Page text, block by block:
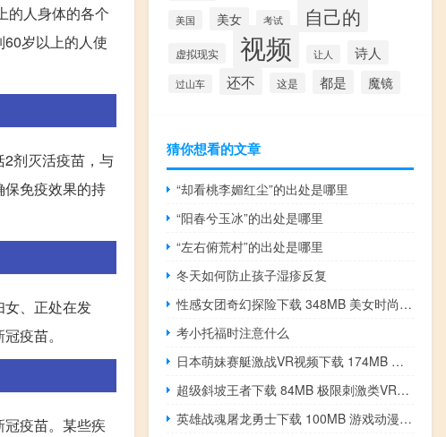
的人身体的各个
岁以上的人使
剂灭活疫苗，与
免疫效果的持
女、正处在发
疫苗。
疫苗。某些疾
美国 美女 考试 自己的
虚拟现实 视频 让人 诗人
过山车 还不 这是 都是 魔镜
猜你想看的文章
“却看桃李媚红尘”的出处是哪里
“阳春兮玉冰”的出处是哪里
“左右俯荒村”的出处是哪里
冬天如何防止孩子湿疹反复
性感女团奇幻探险下载 348MB 美女时尚类VR视频
考小托福时注意什么
日本萌妹赛艇激战VR视频下载 174MB 极限刺激类
超级斜坡王者下载 84MB 极限刺激类VR视频
英雄战魂屠龙勇士下载 100MB 游戏动漫类VR视频